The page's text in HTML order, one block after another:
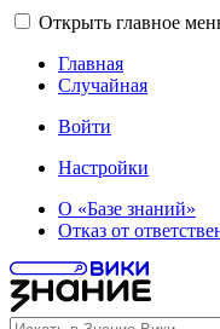
Открыть главное
Главная
Случайная
Войти
Настройки
О «Базе знаний»
Отказ от